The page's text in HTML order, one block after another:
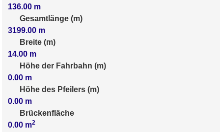
136.00 m
Gesamtlänge (m)
3199.00 m
Breite (m)
14.00 m
Höhe der Fahrbahn (m)
0.00 m
Höhe des Pfeilers (m)
0.00 m
Brückenfläche
0.00 m2